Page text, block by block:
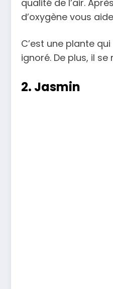
qualité de l’air.
d’oxygène vous
C’est une plante
ignoré. De plus, il
2. Jasmin